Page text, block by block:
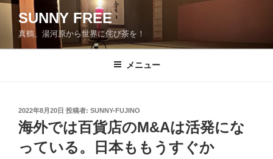
コ
ン
SUNNY FREE
真鶴、湯河原から世界に侘び茶を！
メニュー
投
稿
日:
2022年8月20日 投稿者: SUNNY-FUJINO
海外では百貨店のM&Aは活発にな
っている。日本ももうすぐか